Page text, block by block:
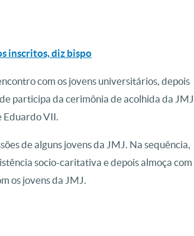
inscritos, diz bispo
com os jovens universitários, depois
participa da cerimônia de acolhida da JMJ
Eduardo VII.
de alguns jovens da JMJ. Na sequência,
socio-caritativa e depois almoça com
os jovens da JMJ.